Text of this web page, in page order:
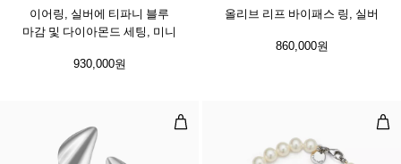
이어링, 실버에 티파니 블루
마감 및 다이아몬드 세팅, 미니
930,000원
올리브 리프 바이패스 링, 실버
860,000원
하이 타이드 이어링 올